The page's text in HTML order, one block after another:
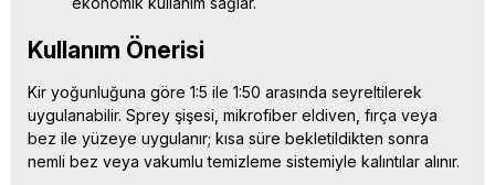
Kullanım Önerisi
Kir yoğunluğuna göre 1:5 ile 1:50 arasında seyreltilerek
uygulanabilir. Sprey şişesi, mikrofiber eldiven, fırça veya
bez ile yüzeye uygulanır; kısa süre bekletildikten sonra
nemli bez veya vakumlu temizleme sistemiyle kalıntılar alınır.